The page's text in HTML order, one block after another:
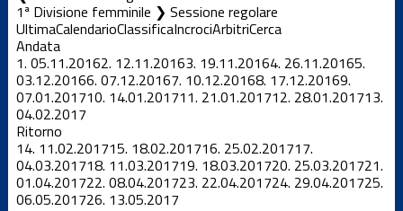
1ª Divisione femminile ❯ Sessione regolare
UltimaCalendarioClassificaIncrociArbitriCerca
Andata
1. 05.11.20162. 12.11.20163. 19.11.20164. 26.11.20165.
03.12.20166. 07.12.20167. 10.12.20168. 17.12.20169.
07.01.201710. 14.01.201711. 21.01.201712. 28.01.201713.
04.02.2017
Ritorno
14. 11.02.201715. 18.02.201716. 25.02.201717.
04.03.201718. 11.03.201719. 18.03.201720. 25.03.201721.
01.04.201722. 08.04.201723. 22.04.201724. 29.04.201725.
06.05.201726. 13.05.2017